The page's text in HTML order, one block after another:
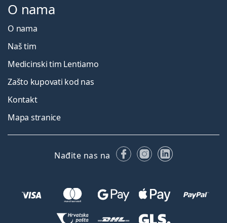
O nama
O nama
Naš tim
Medicinski tim Lentiamo
Zašto kupovati kod nas
Kontakt
Mapa stranice
Nađite nas na FacebookuInstagramu
LinkedIn